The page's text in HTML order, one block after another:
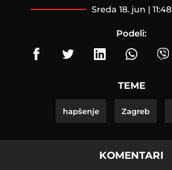
sreda 18. jun | 11:48
Podeli:
TEME
hapšenje Zagreb
KOMENTARI